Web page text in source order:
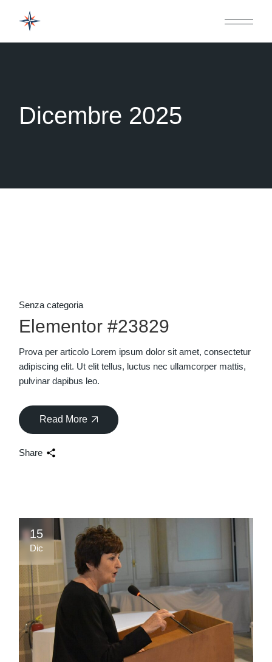
Dicembre 2025
Senza categoria
Elementor #23829
Prova per articolo Lorem ipsum dolor sit amet, consectetur
adipiscing elit. Ut elit tellus, luctus nec ullamcorper mattis,
pulvinar dapibus leo.
Read More
Share
15
Dic